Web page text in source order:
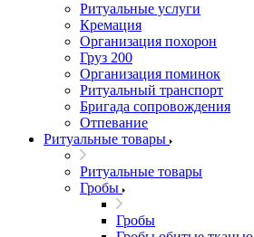
Ритуальные услуги
Кремация
Организация похорон
Груз 200
Организация поминок
Ритуальный транспорт
Бригада сопровождения
Отпевание
Ритуальные товары
Ритуальные товары
Гробы
Гробы